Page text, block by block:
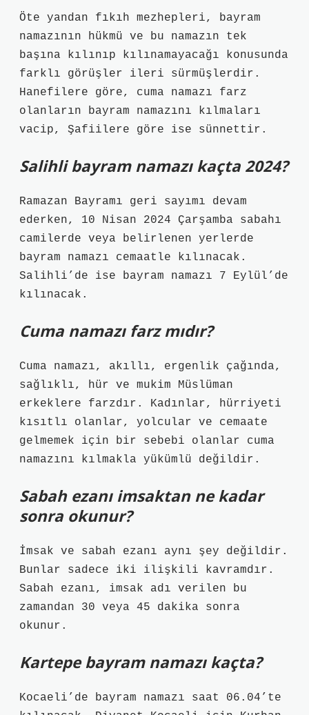
Öte yandan fıkıh mezhepleri, bayram
namazının hükmü ve bu namazın tek
başına kılınıp kılınamayacağı konusunda
farklı görüşler ileri sürmüşlerdir.
Hanefilere göre, cuma namazı farz
olanların bayram namazını kılmaları
vacip, Şafiilere göre ise sünnettir.
Salihli bayram namazı kaçta 2024?
Ramazan Bayramı geri sayımı devam
ederken, 10 Nisan 2024 Çarşamba sabahı
camilerde veya belirlenen yerlerde
bayram namazı cemaatle kılınacak.
Salihli’de ise bayram namazı 7 Eylül’de
kılınacak.
Cuma namazı farz mıdır?
Cuma namazı, akıllı, ergenlik çağında,
sağlıklı, hür ve mukim Müslüman
erkeklere farzdır. Kadınlar, hürriyeti
kısıtlı olanlar, yolcular ve cemaate
gelmemek için bir sebebi olanlar cuma
namazını kılmakla yükümlü değildir.
Sabah ezanı imsaktan ne kadar
sonra okunur?
İmsak ve sabah ezanı aynı şey değildir.
Bunlar sadece iki ilişkili kavramdır.
Sabah ezanı, imsak adı verilen bu
zamandan 30 veya 45 dakika sonra
okunur.
Kartepe bayram namazı kaçta?
Kocaeli’de bayram namazı saat 06.04’te